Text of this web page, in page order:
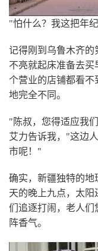
"怕什么？我这把年
记得刚到乌鲁木齐的
不亮就起床准备去
个营业的店铺都看不
地完全不同。
"陈叔，您得适应我
艾力告诉我，"这边
市呢！"
确实，新疆独特的地
天的晚上九点，太
们追逐打闹，老人们
阵香气。